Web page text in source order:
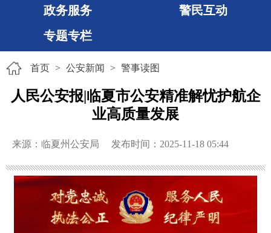
政务服务
警民互动
专题专栏
首页 > 公安新闻 > 警事读图
人民公安报|临夏市公安精准解忧护航企
业高质量发展
来源：临夏州公安局 发布时间：2025-11-18 05:44